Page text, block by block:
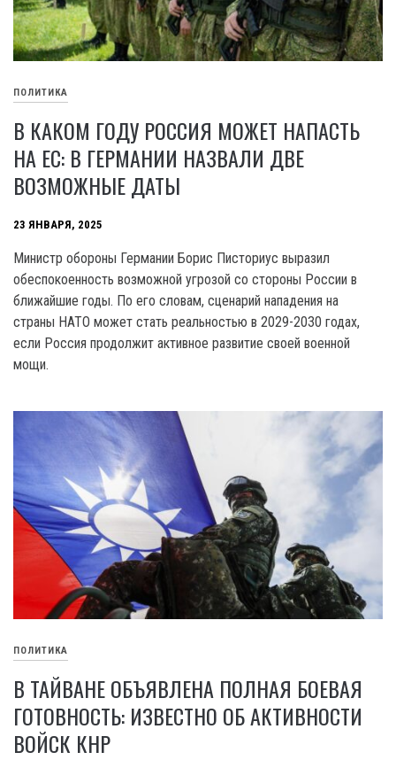
ПОЛИТИКА
В КАКОМ ГОДУ РОССИЯ МОЖЕТ НАПАСТЬ
НА ЕС: В ГЕРМАНИИ НАЗВАЛИ ДВЕ
ВОЗМОЖНЫЕ ДАТЫ
23 ЯНВАРЯ, 2025
Министр обороны Германии Борис Писториус выразил
обеспокоенность возможной угрозой со стороны России в
ближайшие годы. По его словам, сценарий нападения на
страны НАТО может стать реальностью в 2029-2030 годах,
если Россия продолжит активное развитие своей военной
мощи.
ПОЛИТИКА
В ТАЙВАНЕ ОБЪЯВЛЕНА ПОЛНАЯ БОЕВАЯ
ГОТОВНОСТЬ: ИЗВЕСТНО ОБ АКТИВНОСТИ
ВОЙСК КНР